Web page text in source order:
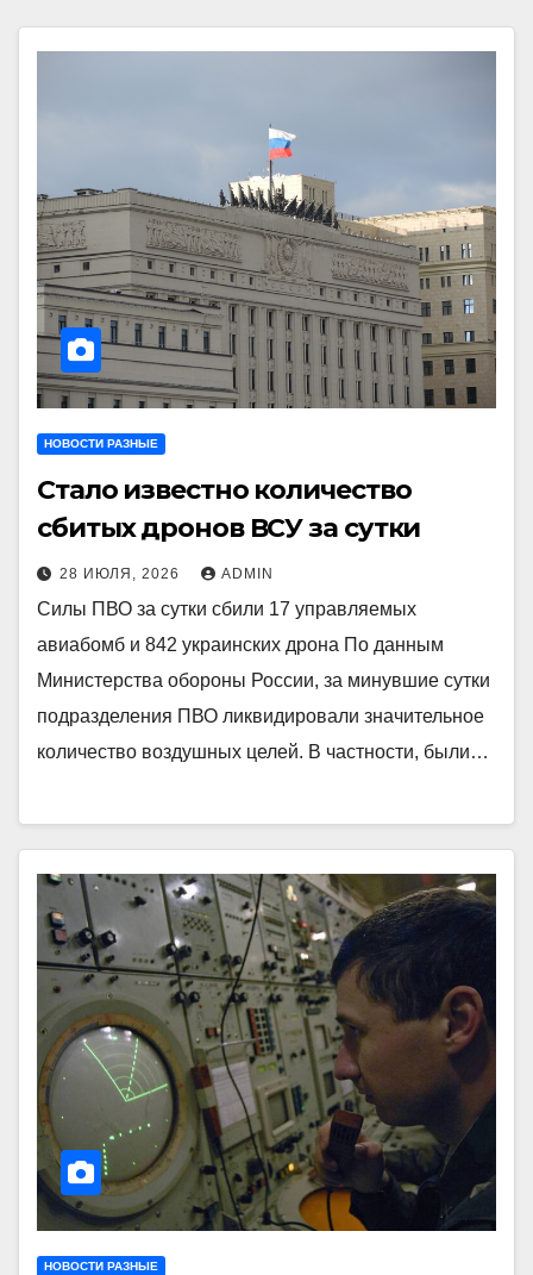
НОВОСТИ РАЗНЫЕ
Стало известно количество
сбитых дронов ВСУ за сутки
28 ИЮЛЯ, 2026 ADMIN
Силы ПВО за сутки сбили 17 управляемых
авиабомб и 842 украинских дрона По данным
Министерства обороны России, за минувшие сутки
подразделения ПВО ликвидировали значительное
количество воздушных целей. В частности, были…
НОВОСТИ РАЗНЫЕ